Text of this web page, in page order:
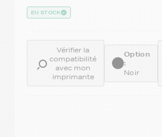
EN STOCK
Vérifier la
compatibilité
avec mon
imprimante
Option
:
Noir